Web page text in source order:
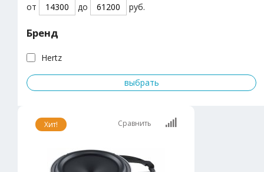
от до руб.
Бренд
Hertz
Хит! Сравнить